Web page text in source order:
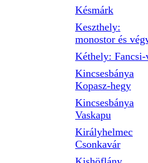
Késmárk
Keszthely:
monostor és
Kéthely: Fancsi-
Kincsesbánya
Kopasz-hegy
Kincsesbánya
Vaskapu
Királyhelmec
Csonkavár